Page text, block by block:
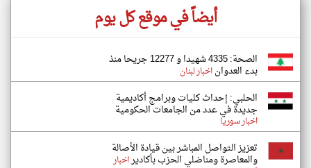
أيضاً في موقع كل يوم
الصحة: 4335 شهيدا و 12277 جريحا منذ
بدء العدواناخبار لبنان
الحلبي: إحداث كليات وبرامج أكاديمية
جديدة في عدد من الجامعات الحكومية
اخبار سوريا
تعزيز التواصل المباشر بين قيادة الأصالة
والمعاصرة ومناضلي الحزب بأكاديراخبار